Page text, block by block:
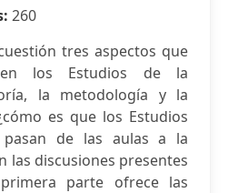
260
tres aspectos que
los Estudios de la
la metodología y la
es que los Estudios
de las aulas a la
las discusiones presentes
parte ofrece las